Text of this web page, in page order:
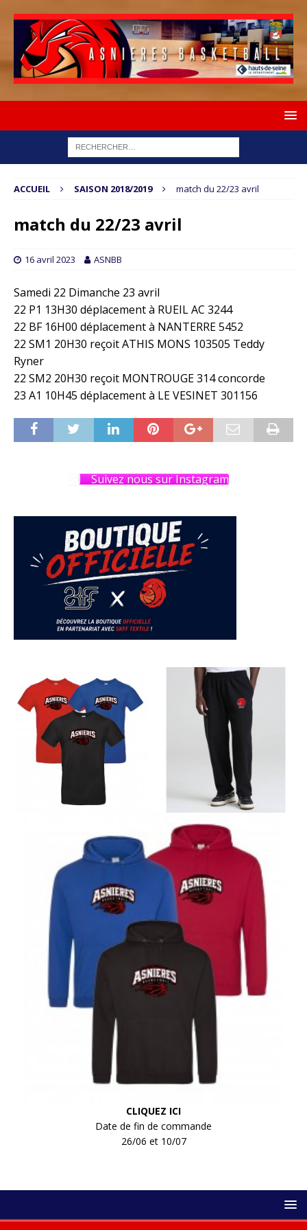
ACCUEIL SAISON 2018/2019 match du 22/23 avril
match du 22/23 avril
16 avril 2023 ASNBB
Samedi 22 Dimanche 23 avril
22 P1 13H30 déplacement à RUEIL AC 3244
22 BF 16H00 déplacement à NANTERRE 5452
22 SM1 20H30 reçoit ATHIS MONS 103505 Teddy
Ryner
22 SM2 20H30 reçoit MONTROUGE 314 concorde
23 A1 10H45 déplacement à LE VESINET 301156
Suivez nous sur Instagram
CLIQUEZ ICI
Date de fin de commande
26/06 et 10/07